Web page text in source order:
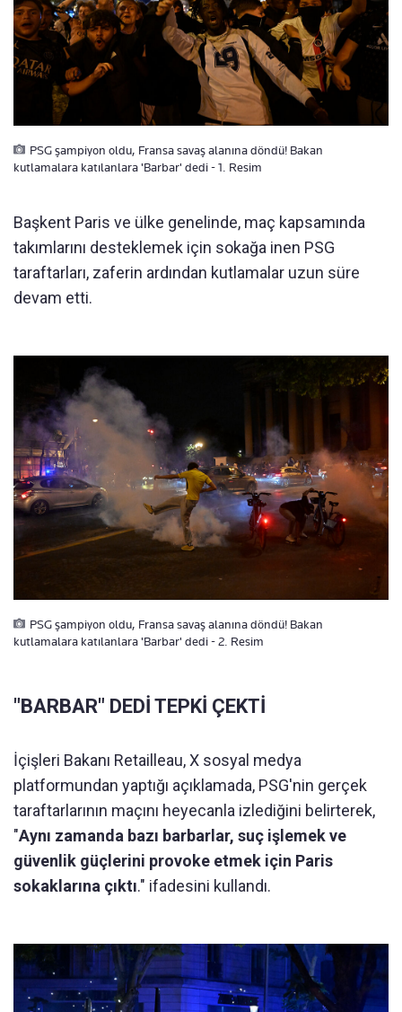
PSG şampiyon oldu, Fransa savaş alanına döndü! Bakan
kutlamalara katılanlara 'Barbar' dedi - 1. Resim
Başkent Paris ve ülke genelinde, maç kapsamında
takımlarını desteklemek için sokağa inen PSG
taraftarları, zaferin ardından kutlamalar uzun süre
devam etti.
PSG şampiyon oldu, Fransa savaş alanına döndü! Bakan
kutlamalara katılanlara 'Barbar' dedi - 2. Resim
"BARBAR" DEDİ TEPKİ ÇEKTİ
İçişleri Bakanı Retailleau, X sosyal medya
platformundan yaptığı açıklamada, PSG'nin gerçek
taraftarlarının maçını heyecanla izlediğini belirterek,
"Aynı zamanda bazı barbarlar, suç işlemek ve
güvenlik güçlerini provoke etmek için Paris
sokaklarına çıktı." ifadesini kullandı.